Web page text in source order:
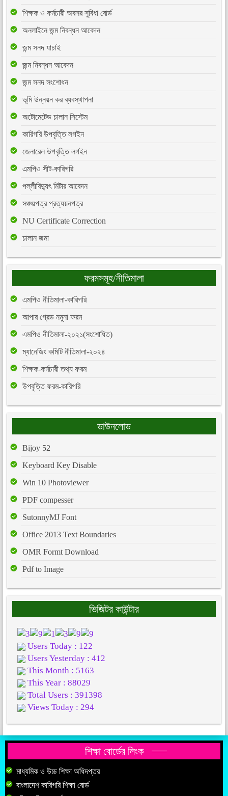
শিক্ষক ও কর্মচারী অবসর সুবিধা বোর্ড
অনলাইনে জন্ম নিবন্ধন আবেদন
জন্ম সনদ যাচাই
জন্ম নিবন্ধন আবেদন
জন্ম সনদ সংশোধন
ভূমি উন্নয়ন কর ব্যবস্থাপনা
অটোমেটেড চালান সিস্টেম
কারিগরি উপবৃত্তি লগইন
জেনারেল উপবৃত্তি লগইন
এমপিও সীট-কারিগরি
পল্লীবিদ্যুৎ মিটার আবেদন
সঞ্চয়পত্র প্রত্যয়নপত্র
NU Certificate Correction
চালান জমা
ফরমসমূহ/নীতিমালা
এমপিও নীতিমালা-কারিগরি
আপার গ্রেড নমুনা ফরম
এমপিও নীতিমালা-২০২১(সংশোধিত)
ম্যানেজিং কমিটি নীতিমালা-২০২৪
শিক্ষক-কর্মচারী তথ্য ফরম
উপবৃত্তি ফরম-কারিগরি
ডাউনলোড
Bijoy 52
Keyboard Key Disable
Win 10 Photoviewer
PDF compesser
SutonnyMJ Font
Office 2013 Text Boundaries
OMR Formt Download
Pdf to Image
ভিজিটর কাউন্টার
Users Today : 122
Users Yesterday : 412
This Month : 5163
This Year : 88029
Total Users : 391398
Views Today : 294
শিক্ষা বোর্ডের লিংক
মাধ্যমিক ও উচ্চ শিক্ষা অধিদপ্তর
বাংলাদেশ কারিগরি শিক্ষা বোর্ড